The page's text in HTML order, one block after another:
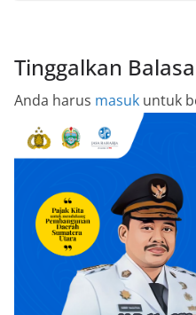
Tinggalkan
Anda harus masuk untuk